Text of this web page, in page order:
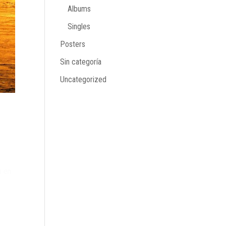
Albums
Singles
Posters
Sin categoría
Uncategorized